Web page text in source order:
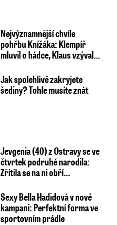
Nejvýznamnější chvíle
pohřbu Knížáka: Klempíř
mluvil o hádce, Klaus vzýval…
Jak spolehlivě zakryjete
šediny? Tohle musíte znát
Jevgenia (40) z Ostravy se ve
čtvrtek podruhé narodila:
Zřítila se na ni obří…
Sexy Bella Hadidová v nové
kampani: Perfektní forma ve
sportovním prádle